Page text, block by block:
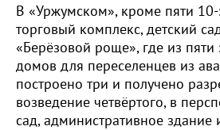
В «Уржумском», кроме пяти 10-
торговый комплекс, детский
«Берёзовой роще», где из
домов для переселенцев из
построено три и получено
возведение четвёртого, в
сад, административное здание